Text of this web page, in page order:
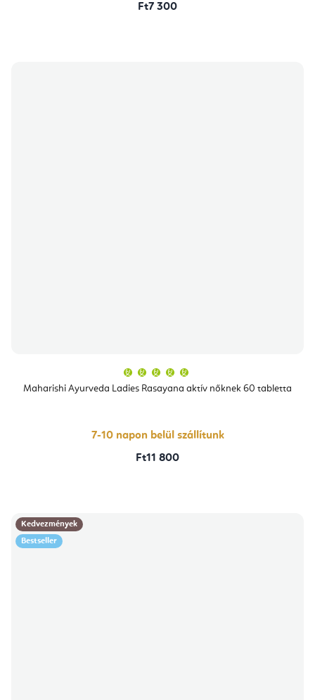
Ft7 300
Maharishi Ayurveda Ladies Rasayana aktív nőknek 60 tabletta
átlagos
értékelése
csillag.
7-10 napon belül szállítunk
Ft11 800
Kedvezmények
Bestseller